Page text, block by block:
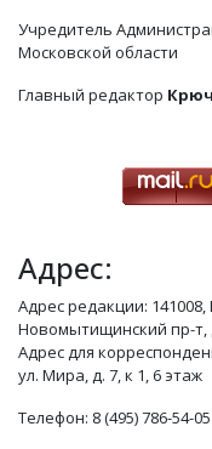
Учредитель
Московской области
Главный редактор
Адрес:
Адрес редакции:
Новомытищинский пр-т,
Адрес для
ул. Мира, д. 7, к 1, 6 этаж
Телефон: 8 (495) 786-54-05